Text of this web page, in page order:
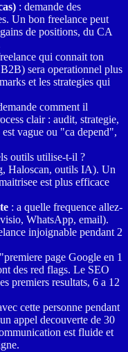
: demande des
Un bon freelance peut
de positions, du CA
qui connait ton
sera operationnel plus
et les strategies qui
comment il
clair : audit, strategie,
vague ou "ca depend",
outils utilise-t-il ?
Haloscan, outils IA). Un
est plus efficace
: a quelle frequence allez-
WhatsApp, email).
injoignable pendant 2
page Google en 1
des red flags. Le SEO
premiers resultats, 6 a 12
cette personne pendant
appel decouverte de 30
est fluide et